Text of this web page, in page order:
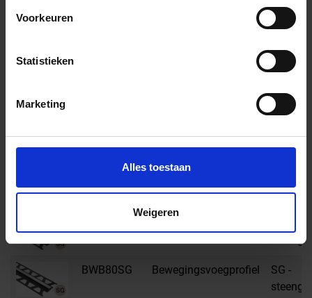
Voorkeuren
Statistieken
Marketing
Alles toestaan
Weigeren
Bewegingsvoegprofiel
PG -
BWB80SG Bewegingsvoegprofiel
SG -